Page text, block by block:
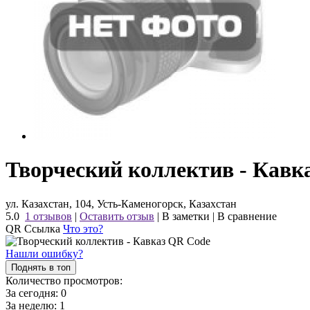
Творческий коллектив -
ул. Казахстан, 104, Усть-Каменогорск, Казахстан
5.0 1 отзывов | Оставить отзыв | В заметки | В сравнение
QR Ссылка Что это?
Нашли ошибку?
Поднять в топ
Количество просмотров:
За сегодня: 0
За неделю: 1